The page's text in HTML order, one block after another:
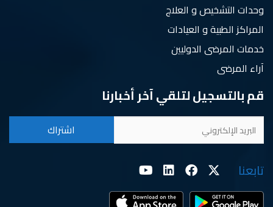
وحدات التشخيص و العلاج
المراكز الطبية و العيادات
خدمات المرضى الدوليين
آراء المرضى
قم بالتسجيل لتلقي آخر أخبارنا
تابعنا